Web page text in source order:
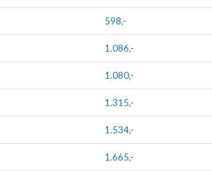
598,-
1.086,-
1.080,-
1.315,-
1.534,-
1.665,-